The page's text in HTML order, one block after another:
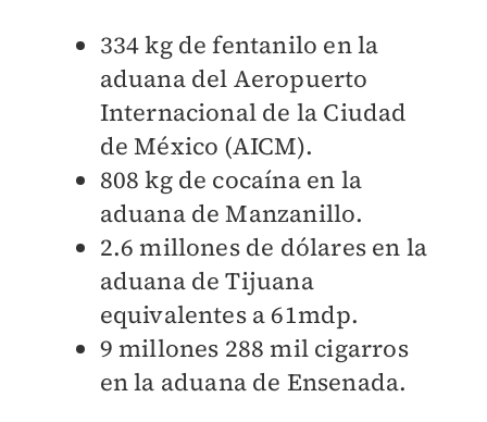
334 kg de fentanilo en la
aduana del Aeropuerto
Internacional de la Ciudad
de México (AICM).
808 kg de cocaína en la
aduana de Manzanillo.
2.6 millones de dólares en la
aduana de Tijuana
equivalentes a 61mdp.
9 millones 288 mil cigarros
en la aduana de Ensenada.